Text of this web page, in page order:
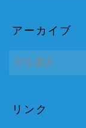
アーカイブ
ー
ブリンク